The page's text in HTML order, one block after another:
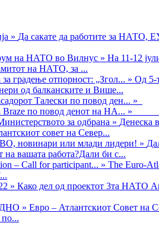
» Да сакате да работите за НАТО,
на НАТО во Вилнус » На 11-12
на НАТО, за ...
градење отпорност: „Згол... » Од 5-
од балканските и Више...
Талески по повод ден... »
по повод денот на НА... »
за одбрана » Денеска
совет на Север...
новинари или млади лидери! »
на вашата работа?Дали би с...
– Call for participant... » The Euro-
» Како дел од проектот 3та НАТО
» Евро – Атлантскиот Совет на